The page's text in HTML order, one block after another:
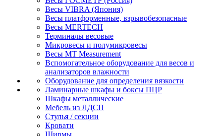
Весы VIBRA (Япония)
Весы платформенные, взрывобезопасные
Весы MERTECH
Терминалы весовые
Микровесы и полумикровесы
Весы MT Measurement
Вспомогательное оборудование для весов и
анализаторов влажности
Оборудование для определения вязкости
Ламинарные шкафы и боксы ПЦР
Шкафы металлические
Мебель из ЛДСП
Стулья / секции
Кровати
Ширмы